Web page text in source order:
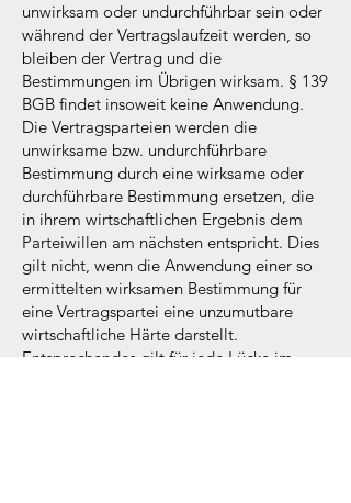
unwirksam oder undurchführbar sein oder
während der Vertragslaufzeit werden, so
bleiben der Vertrag und die
Bestimmungen im Übrigen wirksam. § 139
BGB findet insoweit keine Anwendung.
Die Vertragsparteien werden die
unwirksame bzw. undurchführbare
Bestimmung durch eine wirksame oder
durchführbare Bestimmung ersetzen, die
in ihrem wirtschaftlichen Ergebnis dem
Parteiwillen am nächsten entspricht. Dies
gilt nicht, wenn die Anwendung einer so
ermittelten wirksamen Bestimmung für
eine Vertragspartei eine unzumutbare
wirtschaftliche Härte darstellt.
Entsprechendes gilt für jede Lücke im